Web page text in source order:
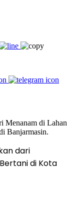
dari
di Kota